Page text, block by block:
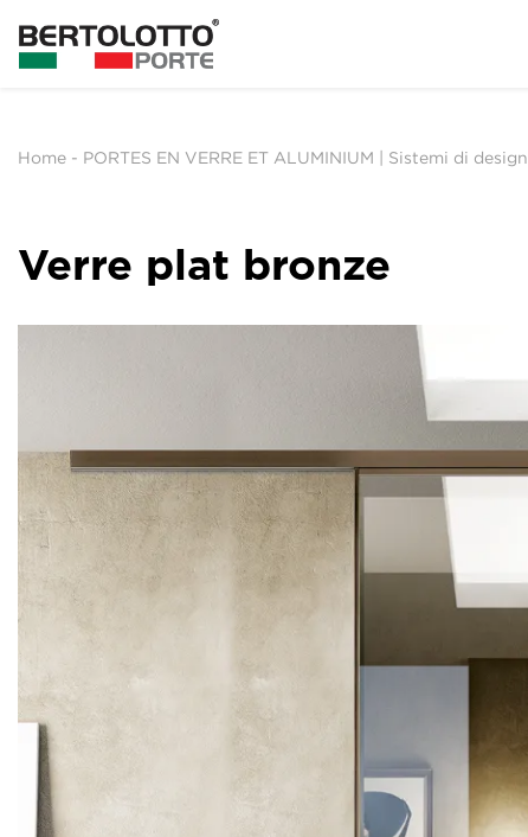
Home - PORTES EN VERRE ET ALUMINIUM | Sistemi di design
Verre plat bronze